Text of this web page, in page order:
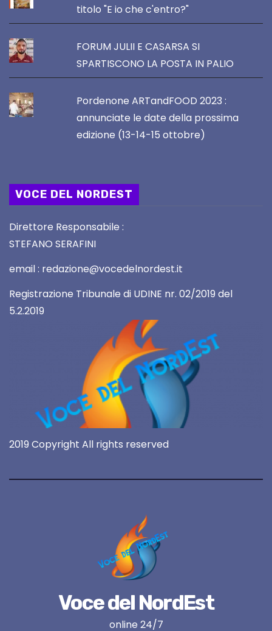
titolo "E io che c'entro?"
FORUM JULII E CASARSA SI
SPARTISCONO LA POSTA IN PALIO
Pordenone ARTandFOOD 2023 :
annunciate le date della prossima
edizione (13-14-15 ottobre)
VOCE DEL NORDEST
Direttore Responsabile :
STEFANO SERAFINI
email : redazione@vocedelnordest.it
Registrazione Tribunale di UDINE nr. 02/2019 del
5.2.2019
2019 Copyright All rights reserved
Voce del NordEst
online 24/7